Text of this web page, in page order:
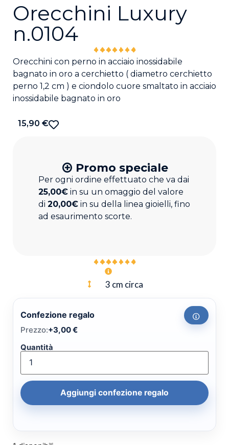
Orecchini Luxury
n.0104
Orecchini con perno in acciaio inossidabile
bagnato in oro a cerchietto ( diametro cerchietto
perno 1,2 cm ) e ciondolo cuore smaltato in acciaio
inossidabile bagnato in oro
15,90 €
Promo speciale
Per ogni ordine effettuato che va dai
25,00€ in su un omaggio del valore
di 20,00€ in su della linea gioielli, fino
ad esaurimento scorte.
3 cm circa
Confezione regalo
Prezzo:+3,00€
Quantità
Aggiungi confezione regalo